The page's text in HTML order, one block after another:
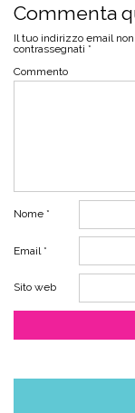
Commenta
Il tuo indirizzo email non
contrassegnati *
Commento
Nome *
Email *
Sito web